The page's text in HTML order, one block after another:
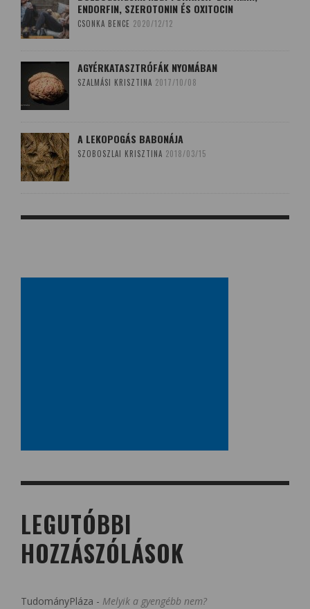
ENDORFIN, SZEROTONIN ÉS OXITOCIN
CSONKA BENCE 2020/12/12
AGYÉRKATASZTRÓFÁK NYOMÁBAN
SZALMÁSI KRISZTINA 2017/10/08
A LEKOPOGÁS BABONÁJA
SZOBOSZLAI KRISZTINA 2018/03/15
LEGUTÓBBI
HOZZÁSZÓLÁSOK
TudományPláza - Melyik a gyengébb nem?